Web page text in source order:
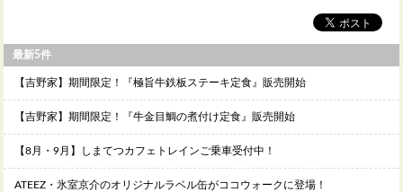
最新5件
【吉野家】期間限定！『極旨牛鉄板ステーキ定食』販売開始
【吉野家】期間限定！『牛金目鯛の煮付け定食』販売開始
【8月・9月】しまてつカフェトレインご乗車受付中！
ATEEZ・氷室京介のオリジナルラベル缶がココウォークに登場！